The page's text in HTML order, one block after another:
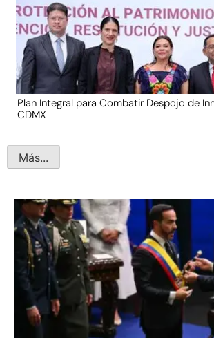
Plan Integral para Combatir Despojo de
CDMX
Más...